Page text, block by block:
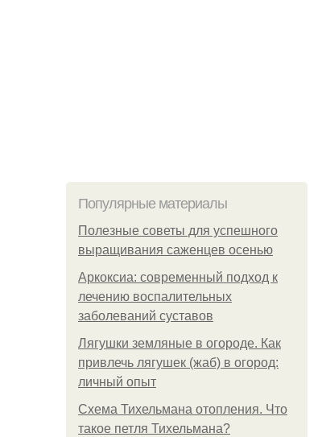
Популярные материалы
Полезные советы для успешного
выращивания саженцев осенью
Аркоксиа: современный подход к
лечению воспалительных
заболеваний суставов
Лягушки земляные в огороде. Как
привлечь лягушек (жаб) в огород:
личный опыт
Схема Тихельмана отопления. Что
такое петля Тихельмана?